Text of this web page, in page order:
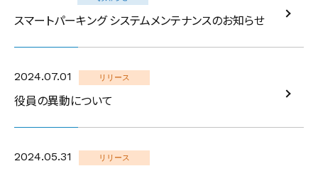
スマートパーキング システムメンテナンスのお知らせ
2024.07.01 リリース
役員の異動について
2024.05.31 リリース